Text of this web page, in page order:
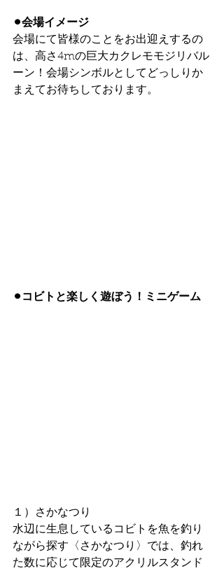
⚫︎会場イメージ
会場にて皆様のことをお出迎えするの
は、高さ4mの巨大カクレモモジリバル
ーン！会場シンボルとしてどっしりか
まえてお待ちしております。
⚫︎コビトと楽しく遊ぼう！ミニゲーム
１）さかなつり
水辺に生息しているコビトを魚を釣り
ながら探す〈さかなつり〉では、釣れ
た数に応じて限定のアクリルスタンド